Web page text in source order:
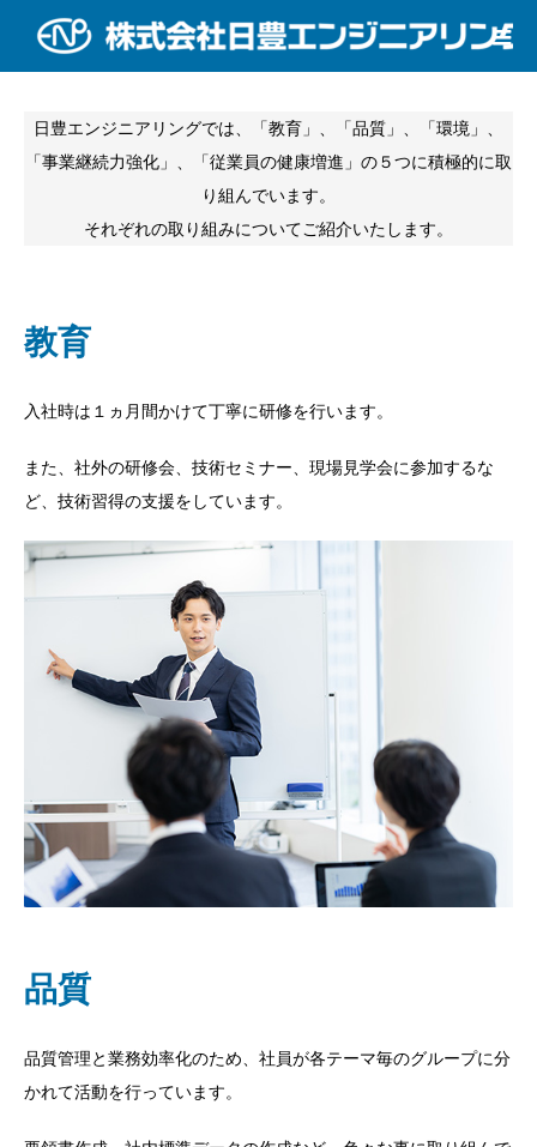
取り組み
日豊エンジニアリングでは、「教育」、「品質」、「環境」、
「事業継続力強化」、「従業員の健康増進」の５つに積極的に取
り組んでいます。
それぞれの取り組みについてご紹介いたします。
教育
入社時は１ヵ月間かけて丁寧に研修を行います。
また、社外の研修会、技術セミナー、現場見学会に参加するな
ど、技術習得の支援をしています。
品質
品質管理と業務効率化のため、社員が各テーマ毎のグループに分
かれて活動を行っています。